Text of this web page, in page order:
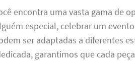
encontra uma vasta gama de
especial, celebrar um
ser adaptadas a diferentes
garantimos que cada